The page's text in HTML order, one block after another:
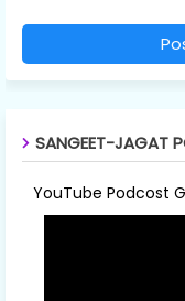
SANGEET-JAGAT
YouTube Podcost